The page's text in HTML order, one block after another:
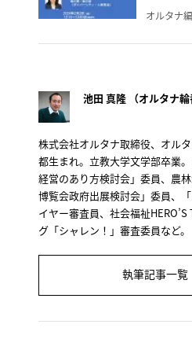
オルタナ
池田 真隆 （オルタナ輪
株式会社オルタナ取締役、オル
都生まれ。立教大学文学部卒業
経営のあり方検討会」委員、農
博覧会政府出展検討会」委員、
イヤー審査員、社会福祉
グ「シャレン！」審査委員など。
執筆記事一覧